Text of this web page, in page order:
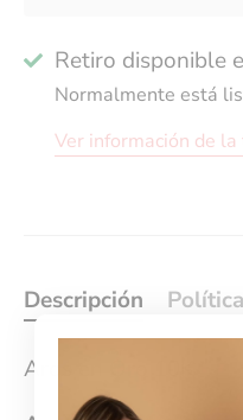
Retiro disponible
Normalmente está
Ver información de la
Descripción
Aros en Oro 10K